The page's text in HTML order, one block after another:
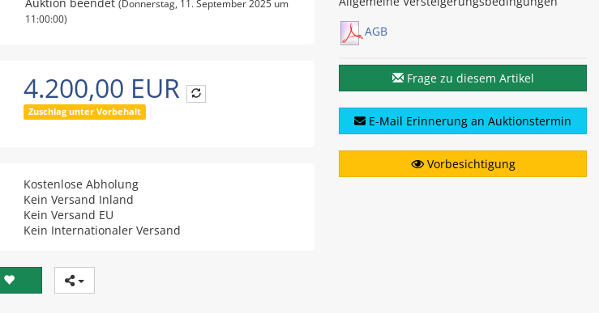
(Donnerstag, 11. September 2025 um
11:00:00)
4.200,00 EUR
Zuschlag unter Vorbehalt
Kostenlose Abholung
Kein Versand Inland
Kein Versand EU
Kein Internationaler Versand
AGB
Frage zu diesem Artikel
E-Mail Erinnerung an Auktionstermin
Vorbesichtigung